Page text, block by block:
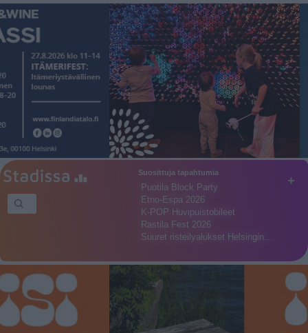
+
Suosittuja tapahtumia
Puotila Block Party
Etno-Espa 2026
K-POP Huvipuistobileet
Rastila Fest 2026
Suuret risteilyalukset Helsingin…